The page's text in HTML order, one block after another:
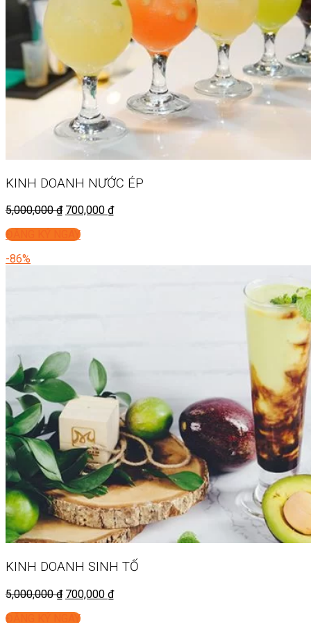
KINH DOANH NƯỚC ÉP
5,000,000₫ 700,000 ₫
ĐĂNG KÝ NGAY
-86%
KINH DOANH SINH TỐ
5,000,000₫ 700,000 ₫
ĐĂNG KÝ NGAY